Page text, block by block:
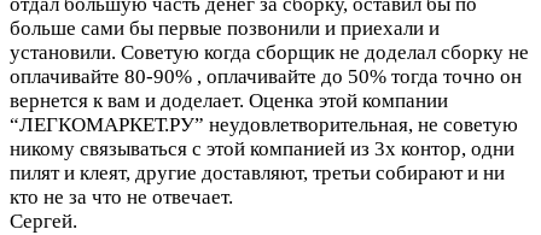
больше сами бы первые позвонили и приехали и
установили. Советую когда сборщик не доделал сборку не
оплачивайте 80-90% , оплачивайте до 50% тогда точно он
вернется к вам и доделает. Оценка этой компании
“ЛЕГКОМАРКЕТ.РУ” неудовлетворительная, не советую
никому связываться с этой компанией из 3х контор, одни
пилят и клеят, другие доставляют, третьи собирают и ни
кто не за что не отвечает.
Сергей.